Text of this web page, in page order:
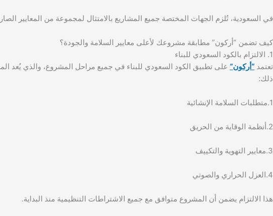
في السعودية، تُلزم الجهات المختصة جميع المشاريع بالامتثال لمجموعة من المعايير
كيف تضمن “أركون” مطابقة مشروعك لأعلى معايير السلامة والجودة؟
1. الالتزام بالكود السعودي للبناء
تعتمد “أركون” على تطبيق الكود السعودي للبناء في جميع مراحل المشروع، والذي يُعد
ذلك:
1.متطلبات السلامة الإنشائية
2.أنظمة الوقاية من الحريق
3.معايير التهوية والتكييف
4.العزل الحراري والصوتي
هذا الالتزام يضمن أن المشروع متوافق مع جميع الاشتراطات التنظيمية منذ البداية.